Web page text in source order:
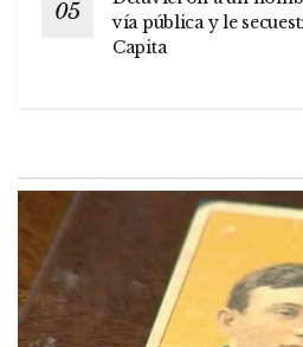
vía pública y le
Capita